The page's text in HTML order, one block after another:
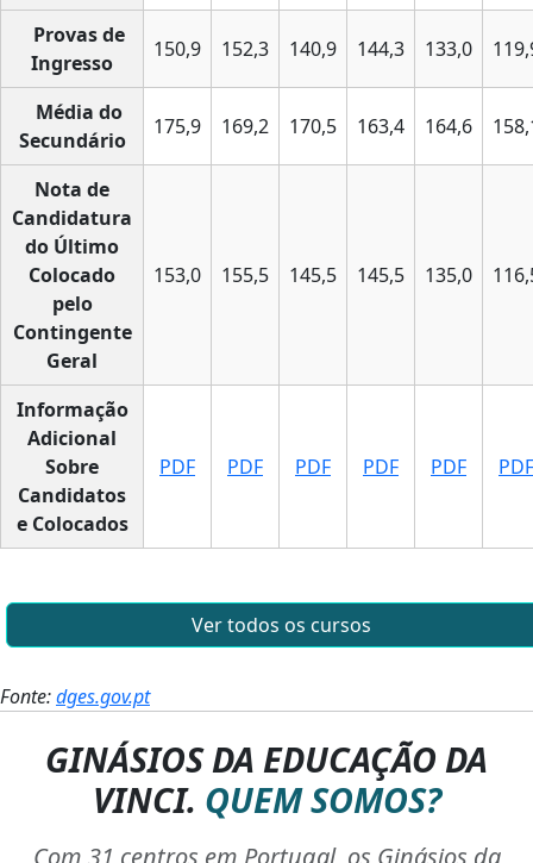
Provas de
Ingresso
150,9 152,3 140,9 144,3 133,0
Média do
Secundário
175,9 169,2 170,5 163,4 164,6
Nota de
Candidatura
do Último
Colocado
pelo
Contingente
Geral
153,0 155,5 145,5 145,5 135,0
Informação
Adicional
Sobre
Candidatos
e Colocados
PDF PDF PDF PDF PDF PDF
Ver todos os cursos
Fonte:dges.gov.pt
GINÁSIOS DA EDUCAÇÃO DA
VINCI. QUEM SOMOS?
Com 31 centros em Portugal, os Ginásios da